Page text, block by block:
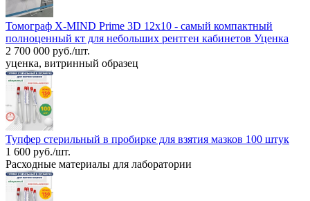
Томограф X-MIND Prime 3D 12x10 - самый компактный
полноценный кт для небольших рентген кабинетов Уценка
2 700 000 руб./шт.
уценка, витринный образец
Тупфер стерильный в пробирке для взятия мазков 100 штук
1 600 руб./шт.
Расходные материалы для лаборатории